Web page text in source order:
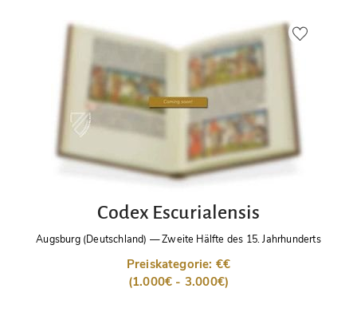
Codex Escurialensis
Augsburg (Deutschland) —Zweite Hälfte des 15. Jahrhunderts
Preiskategorie: €€
(1.000€ - 3.000€)